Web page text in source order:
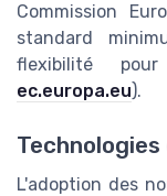
Commission
standard
flexibilité
ec.europa.eu).
L'adoption des